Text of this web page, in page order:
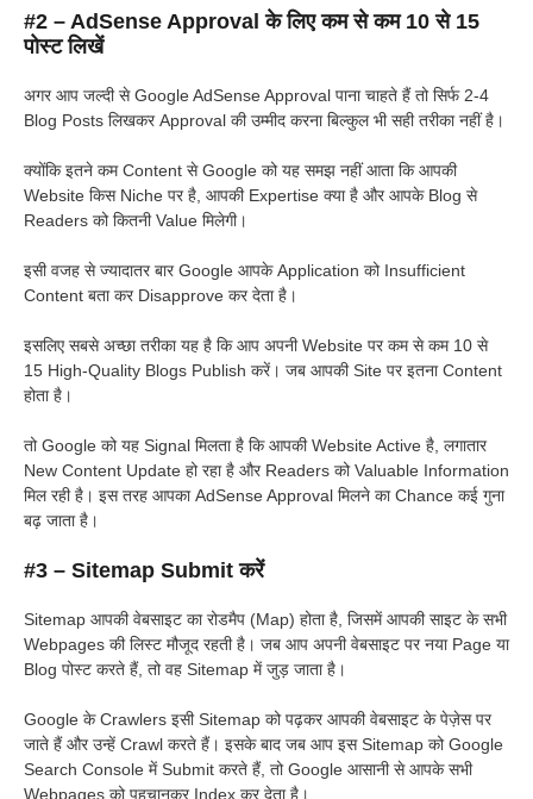
#2 – AdSense Approval के लिए कम से कम 10 से 15
पोस्ट लिखें
अगर आप जल्दी से Google AdSense Approval पाना चाहते हैं तो सिर्फ 2-4
Blog Posts लिखकर Approval की उम्मीद करना बिल्कुल भी सही तरीका नहीं है।
क्योंकि इतने कम Content से Google को यह समझ नहीं आता कि आपकी
Website किस Niche पर है, आपकी Expertise क्या है और आपके Blog से
Readers को कितनी Value मिलेगी।
इसी वजह से ज्यादातर बार Google आपके Application को Insufficient
Content बता कर Disapprove कर देता है।
इसलिए सबसे अच्छा तरीका यह है कि आप अपनी Website पर कम से कम 10 से
15 High-Quality Blogs Publish करें। जब आपकी Site पर इतना Content
होता है।
तो Google को यह Signal मिलता है कि आपकी Website Active है, लगातार
New Content Update हो रहा है और Readers को Valuable Information
मिल रही है। इस तरह आपका AdSense Approval मिलने का Chance कई गुना
बढ़ जाता है।
#3 – Sitemap Submit करें
Sitemap आपकी वेबसाइट का रोडमैप (Map) होता है, जिसमें आपकी साइट के सभी
Webpages की लिस्ट मौजूद रहती है। जब आप अपनी वेबसाइट पर नया Page या
Blog पोस्ट करते हैं, तो वह Sitemap में जुड़ जाता है।
Google के Crawlers इसी Sitemap को पढ़कर आपकी वेबसाइट के पेज़ेस पर
जाते हैं और उन्हें Crawl करते हैं। इसके बाद जब आप इस Sitemap को Google
Search Console में Submit करते हैं, तो Google आसानी से आपके सभी
Webpages को पहचानकर Index कर देता है।